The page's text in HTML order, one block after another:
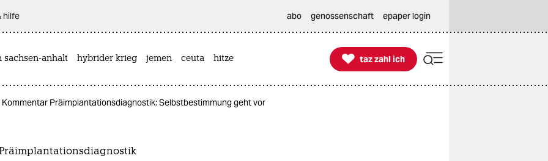
hilfe abo genossenschaft epaper login
sachsen-anhalt hybrider krieg jemen ceuta hitze 
taz zahl ich
taz zahl ich
Kommentar Präimplantationsdiagnostik: Selbstbestimmung geht vor